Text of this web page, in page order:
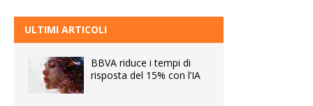
ULTIMI ARTICOLI
BBVA riduce i tempi di
risposta del 15% con l’IA